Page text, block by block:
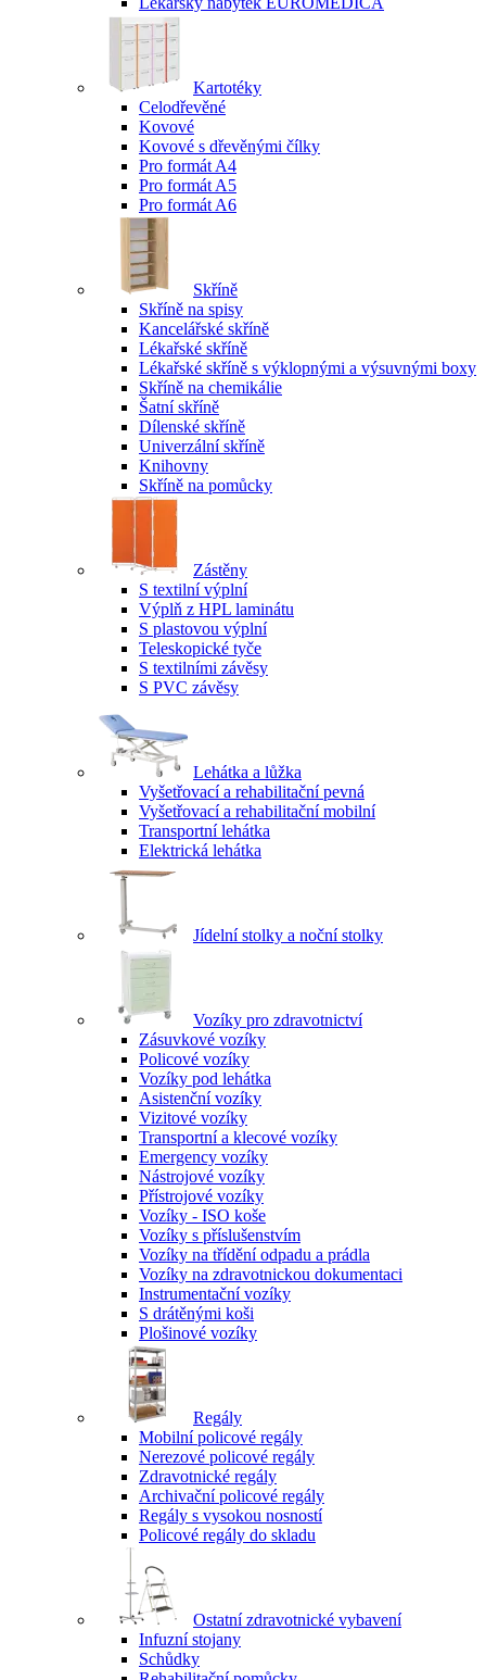
Kartotéky
Celodřevěné
Kovové
Kovové s dřevěnými čílky
Pro formát A4
Pro formát A5
Pro formát A6
Skříně
Skříně na spisy
Kancelářské skříně
Lékařské skříně
Lékařské skříně s výklopnými a výsuvnými boxy
Skříně na chemikálie
Šatní skříně
Dílenské skříně
Univerzální skříně
Knihovny
Skříně na pomůcky
Zástěny
S textilní výplní
Výplň z HPL laminátu
S plastovou výplní
Teleskopické tyče
S textilními závěsy
S PVC závěsy
Lehátka a lůžka
Vyšetřovací a rehabilitační pevná
Vyšetřovací a rehabilitační mobilní
Transportní lehátka
Elektrická lehátka
Jídelní stolky a noční stolky
Vozíky pro zdravotnictví
Zásuvkové vozíky
Policové vozíky
Vozíky pod lehátka
Asistenční vozíky
Vizitové vozíky
Transportní a klecové vozíky
Emergency vozíky
Nástrojové vozíky
Přístrojové vozíky
Vozíky - ISO koše
Vozíky s příslušenstvím
Vozíky na třídění odpadu a prádla
Vozíky na zdravotnickou dokumentaci
Instrumentační vozíky
S drátěnými koši
Plošinové vozíky
Regály
Mobilní policové regály
Nerezové policové regály
Zdravotnické regály
Archivační policové regály
Regály s vysokou nosností
Policové regály do skladu
Ostatní zdravotnické vybavení
Infuzní stojany
Schůdky